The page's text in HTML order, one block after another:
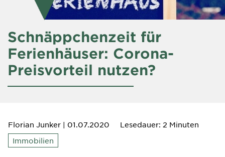
Schnäppchenzeit für
Ferienhäuser: Corona-
Preisvorteil nutzen?
Florian Junker | 01.07.2020
Lesedauer: 2 Minuten
Immobilien